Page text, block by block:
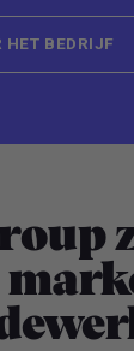
HET BEDRIJF